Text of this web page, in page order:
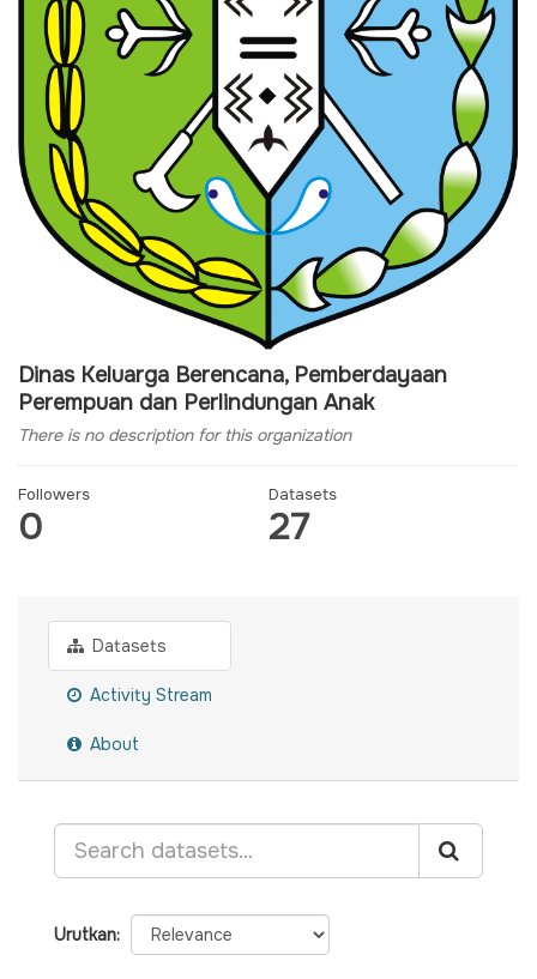
Dinas Keluarga Berencana, Pemberdayaan
Perempuan dan Perlindungan Anak
There is no description for this organization
Followers
0
Datasets
27
Datasets
Activity Stream
About
Urutkan